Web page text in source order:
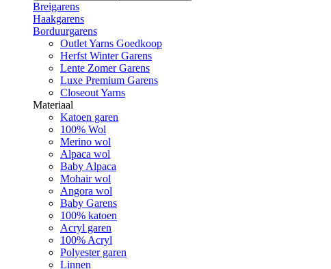
Breigarens
Haakgarens
Borduurgarens
Outlet Yarns Goedkoop
Herfst Winter Garens
Lente Zomer Garens
Luxe Premium Garens
Closeout Yarns
Materiaal
Katoen garen
100% Wol
Merino wol
Alpaca wol
Baby Alpaca
Mohair wol
Angora wol
Baby Garens
100% katoen
Acryl garen
100% Acryl
Polyester garen
Linnen